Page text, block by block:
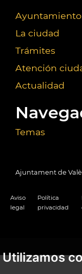
Utilizamos
Ayuntamiento
La ciudad
Trámites
Atención
Actualidad
Temas
Ajuntament de
Aviso
legal
Política
privacidad